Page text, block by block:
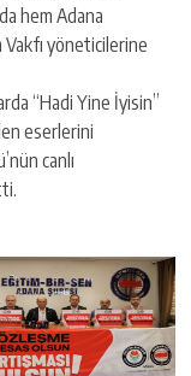
hem Adana
yöneticilerine
“Hadi Yine İyisin”
eserlerini
canlı